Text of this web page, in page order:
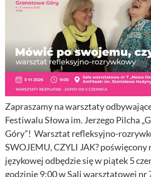
Zapraszamy na warsztaty
Festiwalu Słowa im. Jerzego Pilcha
Góry”! Warsztat refleksyjno-
SWOJEMU, CZYLI JAK?
językowej odbędzie się w piątek 5
godzinie 9:00 w Sali warsztatowej nr